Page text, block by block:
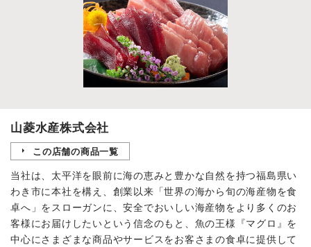
山菱水産株式会社
この店舗の商品一覧
当社は、太平洋を眼前に海の恵みと豊かな自然を持つ福島県い
わき市に本社を構え、創業以来「世界の海から旬の海産物を食
卓へ」をスローガンに、安全でおいしい海産物をより多くのお
客様にお届けしたいという信念のもと、魚の王様『マグロ』を
中心にさまざまな商品やサービスをお客さまの食卓に提供して